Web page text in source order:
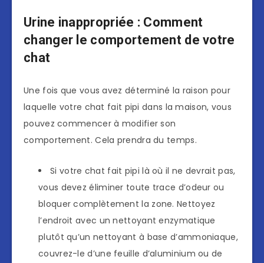
Urine inappropriée : Comment
changer le comportement de votre
chat
Une fois que vous avez déterminé la raison pour
laquelle votre chat fait pipi dans la maison, vous
pouvez commencer à modifier son
comportement. Cela prendra du temps.
Si votre chat fait pipi là où il ne devrait pas,
vous devez éliminer toute trace d’odeur ou
bloquer complètement la zone. Nettoyez
l’endroit avec un nettoyant enzymatique
plutôt qu’un nettoyant à base d’ammoniaque,
couvrez-le d’une feuille d’aluminium ou de